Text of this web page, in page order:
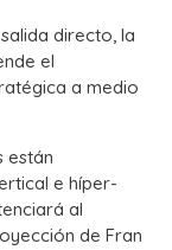
directo, la
el
a medio
están
e híper-
al
de Fran